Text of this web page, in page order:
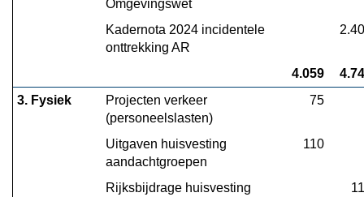
Omgevingswet
Kadernota 2024 incidentele
onttrekking AR
4.059
3. Fysiek
Projecten verkeer
(personeelslasten)
75
Uitgaven huisvesting
aandachtgroepen
110
Rijksbijdrage huisvesting